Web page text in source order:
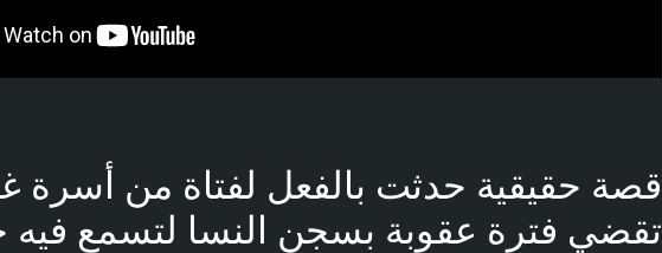
قصة حقيقية حدثت بالفعل لفتاة من أسرة
تقضي فترة عقوبة بسجن النسا لتسمع فيه